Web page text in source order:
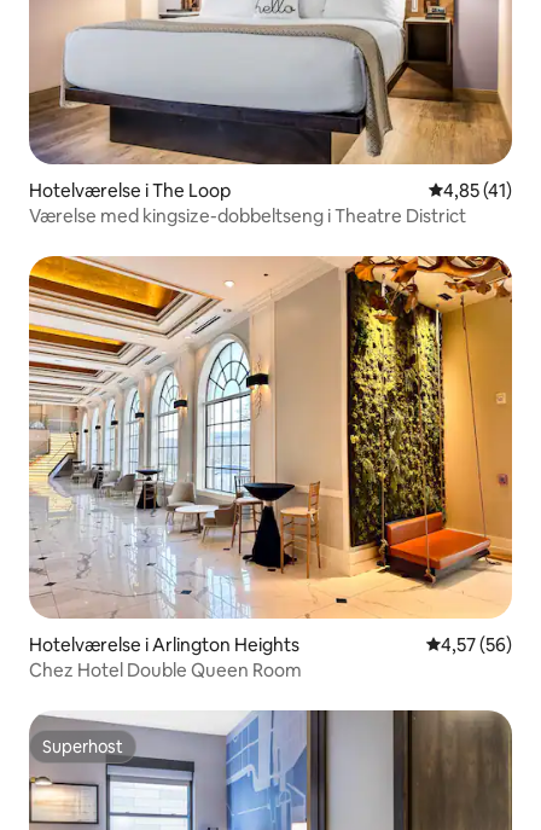
Hotelværelse i The Loop 4,85 ud af 5
4,85 (41)
Værelse med kingsize-dobbeltseng i Theatre District
Hotelværelse i Arlington Heights 4,57 ud af 5 i
4,57 (56)
Chez Hotel Double Queen Room
Superhost
Superhost